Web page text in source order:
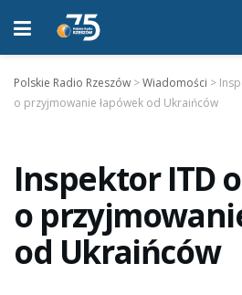
Polskie Radio Rzeszów >Wiadomości >
o przyjmowanie łapówek od Ukraińców
Inspektor ITD
o
od Ukraińców